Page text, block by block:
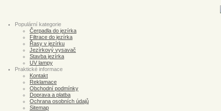
Populární kategorie
Čerpadla do jezírka
Filtrace do jezírka
Řasy v jezírku
Jezírkový vysavač
Stavba jezírka
UV lampy
Praktické informace
Kontakt
Reklamace
Obchodní podmínky
Doprava a platba
Ochrana osobních údajů
Sitemap